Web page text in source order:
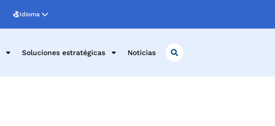
Idioma
Soluciones estratégicas Noticias